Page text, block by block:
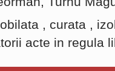
, curata ,
acte in regula